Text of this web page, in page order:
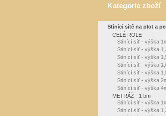
Kategorie zboží
Stínící sítě na plot a
CELÉ ROLE
Stínící síť - výška
Stínící síť - výška
Stínící síť - výška
Stínící síť - výška
Stínící síť - výška
Stínící síť - výška
Stínící síť - výška
METRÁŽ - 1 bm
Stínící síť - výška
Stínící síť - výška